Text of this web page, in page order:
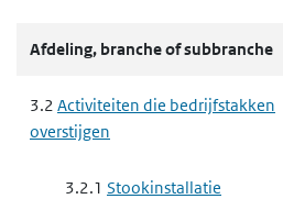
Afdeling, branche of subbranche
3.2 Activiteiten die bedrijfstakken
overstijgen
3.2.1 Stookinstallatie